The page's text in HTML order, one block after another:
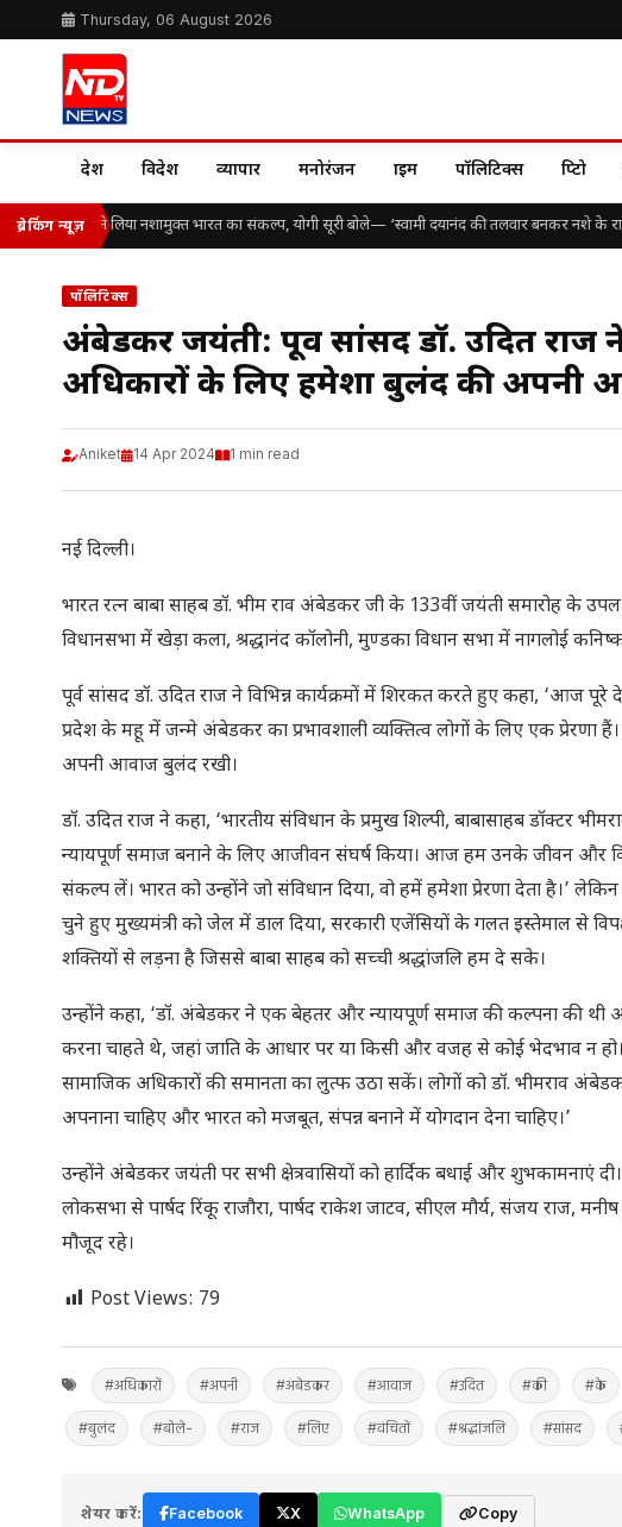
Thursday, 06 August 2026
देश विदेश व्यापार मनोरंजन क्राइम पॉलिटिक्स क्रिप्टो
ब्रेकिंग न्यूज़
विद्यार्थियों ने लिया नशामुक्त भारत का संकल्प, योगी सूरी बोले— ‘स्वामी दयानंद की तलवार बनकर नशे के
पॉलिटिक्स
अंबेडकर जयंती: पूर्व सांसद डॉ. उदित राज
अधिकारों के लिए हमेशा बुलंद की अपनी
Aniket 14 Apr 2024 1 min read
नई दिल्ली।
भारत रत्न बाबा साहब डॉ. भीम राव अंबेडकर जी के 133वीं जयंती समारोह के
विधानसभा में खेड़ा कला, श्रद्धानंद कॉलोनी, मुण्डका विधान सभा में नागलोई
पूर्व सांसद डॉ. उदित राज ने विभिन्न कार्यक्रमों में शिरकत करते हुए कहा, ‘आज
प्रदेश के महू में जन्मे अंबेडकर का प्रभावशाली व्यक्तित्व लोगों के लिए एक
अपनी आवाज बुलंद रखी।
डॉ. उदित राज ने कहा, ‘भारतीय संविधान के प्रमुख शिल्‍पी, बाबासाहब डॉक्टर
न्‍यायपूर्ण समाज बनाने के लिए आजीवन संघर्ष किया। आज हम उनके जीवन और
संकल्‍प लें। भारत को उन्होंने जो संविधान दिया, वो हमें हमेशा प्रेरणा देता है।’
चुने हुए मुख्यमंत्री को जेल में डाल दिया, सरकारी एजेंसियों के गलत इस्तेमाल से
शक्तियों से लड़ना है जिससे बाबा साहब को सच्ची श्रद्धांजलि हम दे सके।
उन्होंने कहा, ‘डॉ. अंबेडकर ने एक बेहतर और न्यायपूर्ण समाज की कल्पना की
करना चाहते थे, जहां जाति के आधार पर या किसी और वजह से कोई भेदभाव न
सामाजिक अधिकारों की समानता का लुत्फ उठा सकें। लोगों को डॉ. भीमराव
अपनाना चाहिए और भारत को मजबूत, संपन्न बनाने में योगदान देना चाहिए।’
उन्होंने अंबेडकर जयंती पर सभी क्षेत्रवासियों को हार्दिक बधाई और शुभकामनाएं दी।
लोकसभा से पार्षद रिंकू राजौरा, पार्षद राकेश जाटव, सीएल मौर्य, संजय राज,
मौजूद रहे।
Post Views: 79
#अधिकारों #अपनी #अंबेडकर #आवाज #उदित #की #के
#बुलंद #बोले- #राज #लिए #वंचितों #श्रद्धांजलि #सांसद
शेयर करें: Facebook X WhatsApp Copy